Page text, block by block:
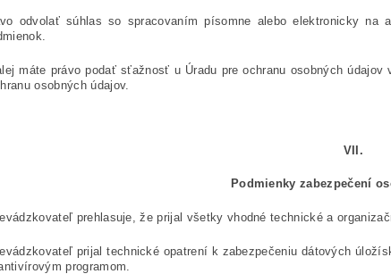
odvolať súhlas so spracovaním písomne alebo elektronicky
máte právo podať sťažnosť u Úradu pre ochranu osobných
osobných údajov.
VII.
Podmienky zabezpečení
prehlasuje, že prijal všetky vhodné technické a
prijal technické opatrení k zabezpečeniu dátových
programom.